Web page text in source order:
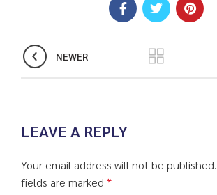
NEWER
LEAVE A REPLY
Your email address will not be published.
fields are marked *